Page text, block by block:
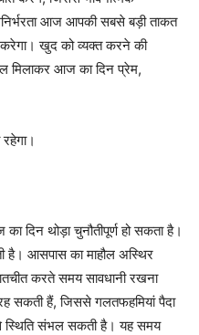
आज आपकी सबसे बड़ी ताकत
करेगा। खुद को व्यक्त करने की
मिलाकर आज का दिन प्रेम,
दिन थोड़ा चुनौतीपूर्ण हो सकता है।
है। आसपास का माहौल अस्थिर
करते समय सावधानी रखना
सकती हैं, जिससे गलतफहमियां पैदा
स्थिति संभल सकती है। यह समय